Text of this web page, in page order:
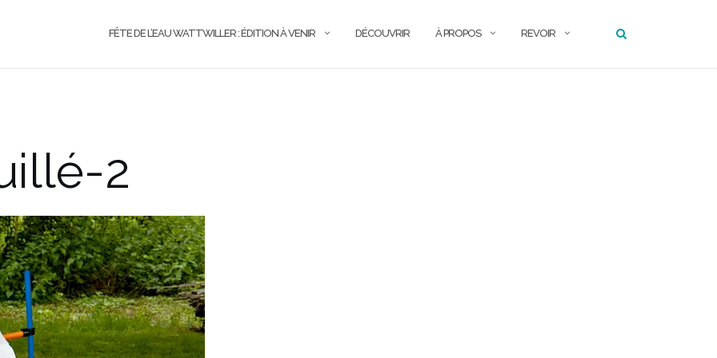
FÊTE DE L’EAU WATTWILLER : ÉDITION À VENIR DÉCOUVRIR À PROPOS REVOIR
2